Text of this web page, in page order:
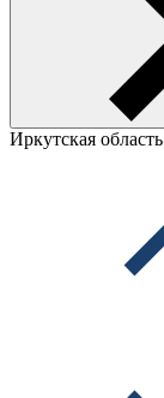
Иркутская область